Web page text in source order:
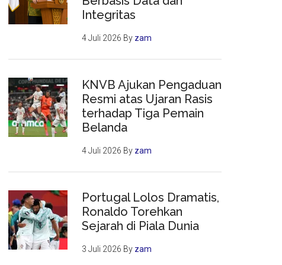
Integritas
4 Juli 2026 By zam
KNVB Ajukan Pengaduan
Resmi atas Ujaran Rasis
terhadap Tiga Pemain
Belanda
4 Juli 2026 By zam
Portugal Lolos Dramatis,
Ronaldo Torehkan
Sejarah di Piala Dunia
3 Juli 2026 By zam